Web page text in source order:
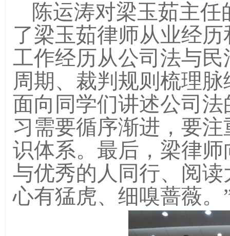
陈运涛对梁玉茹主任
了梁玉茹律师从业经
工作经历从公司法与
周期、裁判规则梳理
面向同学们讲述公司
习需要循序渐进，要
识体系。最后，梁律
与优秀的人同行、阅
心有猛虎、细嗅蔷薇。